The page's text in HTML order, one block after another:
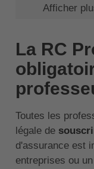
Afficher
La RC
Toutes les
légale de
d'assurance est
entreprises ou